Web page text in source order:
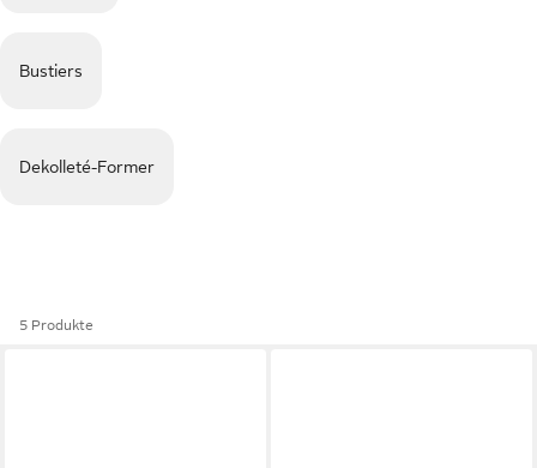
Bustiers
Dekolleté-Former
5 Produkte